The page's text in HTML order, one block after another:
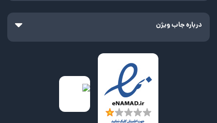
درباره جاب ویژن